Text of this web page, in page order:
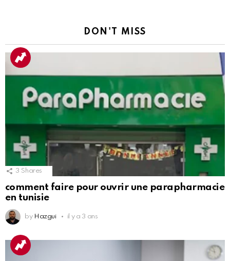
DON'T MISS
3 Shares
comment faire pour ouvrir une parapharmacie
en tunisie
by Hazgui il y a 3 ans